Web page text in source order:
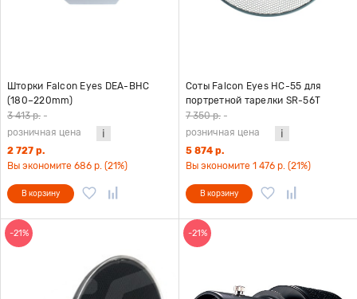
Шторки Falcon Eyes DEA-BHC
(180–220mm)
3 413 р. -
розничная цена
2 727 р.
Вы экономите 686 р. (21%)
В корзину
Соты Falcon Eyes HC-55 для
портретной тарелки SR-56T
7 350 р. -
розничная цена
5 874 р.
Вы экономите 1 476 р. (21%)
В корзину
-21% -21%